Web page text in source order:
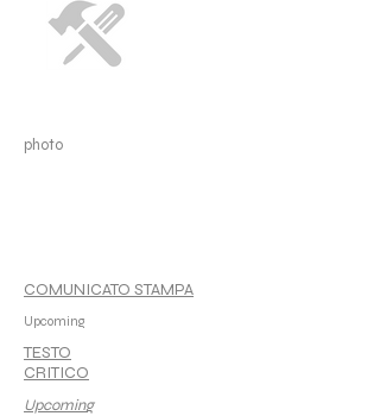
photo
COMUNICATO STAMPA
Upcoming
TESTO
CRITICO
Upcoming